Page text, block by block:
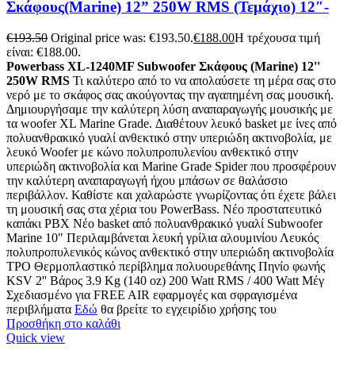
Σκάφους(Marine) 12” 250W RMS (Τεμάχιο) 12″-
€193.50 Original price was: €193.50.€188.00Η τρέχουσα τιμή
είναι: €188.00.
Powerbass XL-1240MF Subwoofer Σκάφους (Marine) 12''
250W RMS Τι καλύτερο από το να απολαύσετε τη μέρα σας στο
νερό με το σκάφος σας ακούγοντας την αγαπημένη σας μουσική.
Δημιουργήσαμε την καλύτερη λύση αναπαραγωγής μουσικής με
τα woofer XL Marine Grade. Διαθέτουν λευκό basket με ίνες από
πολυανθρακικό γυαλί ανθεκτικό στην υπεριώδη ακτινοβολία, με
λευκό Woofer με κώνο πολυπροπυλενίου ανθεκτικό στην
υπεριώδη ακτινοβολία και Marine Grade Spider που προσφέρουν
την καλύτερη αναπαραγωγή ήχου μπάσων σε θαλάσσιο
περιβάλλον. Καθίστε και χαλαρώστε γνωρίζοντας ότι έχετε βάλει
τη μουσική σας στα χέρια του PowerBass. Νέο προστατευτικό
καπάκι PBX Νέο basket από πολυανθρακικό γυαλί Subwoofer
Marine 10" Περιλαμβάνεται λευκή γρίλια αλουμινίου Λευκός
πολυπροπυλενικός κώνος ανθεκτικό στην υπεριώδη ακτινοβολία
TPO Θερμοπλαστικό περίβλημα πολυουρεθάνης Πηνίο φωνής
KSV 2'' Βάρος 3.9 Kg (140 oz) 200 Watt RMS / 400 Watt Μέγ
Σχεδιασμένο για FREE AIR εφαρμογές και σφραγισμένα
περιβλήματα Εδώ θα βρείτε το εγχειρίδιο χρήσης του
Προσθήκη στο καλάθι
Quick view